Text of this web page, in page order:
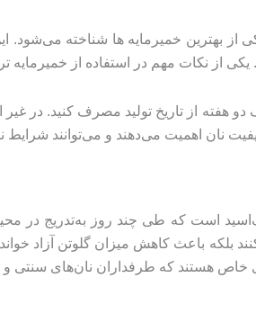
از نکات مهم در استفاده از
4 درجه سانتی‌گراد نگهداری کرده و ظرف دو هفته از
نان اهمیت می‌دهند و می‌توانند
است که طی چند روز به‌تدریج در
بلکه باعث کاهش میزان گلوتن آزاد
خاص هستند که طرفداران نان‌های سنتی